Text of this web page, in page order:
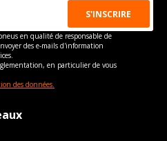
en qualité de responsable de
des e-mails d'information
en particulier de vous
des données.